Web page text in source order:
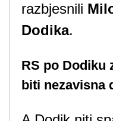
razbjesnili
Dodika.
RS po Dodiku
biti nezavisna